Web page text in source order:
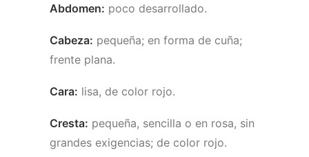
Abdomen: poco desarrollado.
Cabeza: pequeña; en forma de cuña;
frente plana.
Cara: lisa, de color rojo.
Cresta: pequeña, sencilla o en rosa, sin
grandes exigencias; de color rojo.